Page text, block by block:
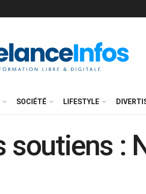
SOCIÉTÉ LIFESTYLE
soutiens :